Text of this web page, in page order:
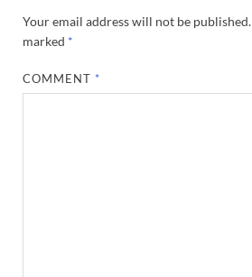
Your email address will not be published.
marked *
COMMENT *